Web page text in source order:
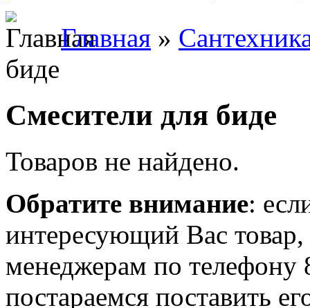
Главная »
биде
Смесители для биде
Товаров не найдено.
Обратите внимание:
интересующий Вас
менеджерам по
постараемся поставить